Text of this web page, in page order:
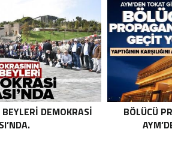
KIRMIZI
NAZLI
HALE GETIRILDI .
DEMOKRASI
BÖLÜCÜ